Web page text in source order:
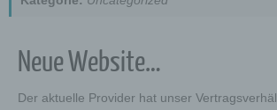
Neue Website…
Der aktuelle Provider hat unser